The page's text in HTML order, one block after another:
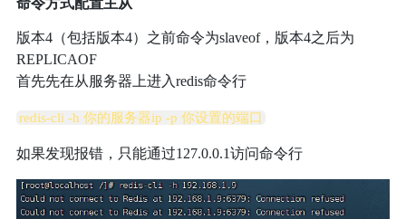
命令方式配置主从
版本4（包括版本4）之前命令为slaveof，版本4之后为
REPLICAOF
首先先在从服务器上进入redis命令行
redis-cli -h 你的服务器ip -p 你设置的端口
如果发现报错，只能通过127.0.0.1访问命令行